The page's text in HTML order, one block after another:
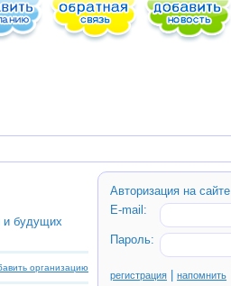
и будущих
организацию
Авторизация на сайте
E-mail:
Пароль:
регистрация напомнить